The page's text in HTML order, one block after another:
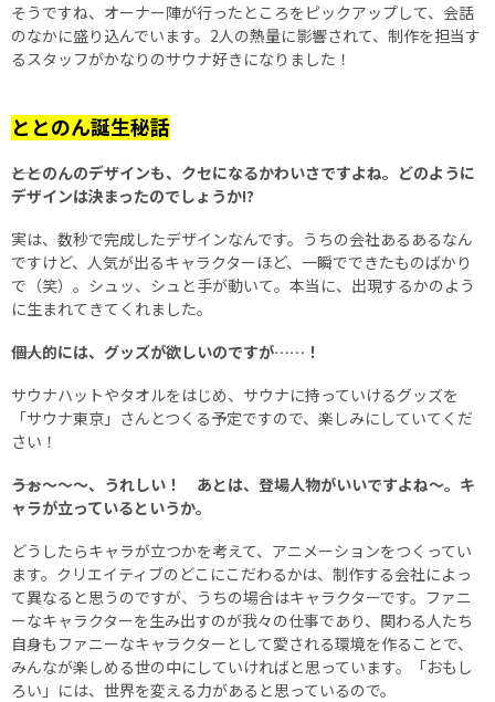
そうですね、オーナー陣が行ったところをピックアップして、会話
のなかに盛り込んでいます。2人の熱量に影響されて、制作を担当す
るスタッフがかなりのサウナ好きになりました！
ととのん誕生秘話
――ととのんのデザインも、クセになるかわいさですよね。どのように
デザインは決まったのでしょうか!?
実は、数秒で完成したデザインなんです。うちの会社あるあるなん
ですけど、人気が出るキャラクターほど、一瞬でできたものばかり
で（笑）。シュッ、シュと手が動いて。本当に、出現するかのよう
に生まれてきてくれました。
――個人的には、グッズが欲しいのですが……！
サウナハットやタオルをはじめ、サウナに持っていけるグッズを
「サウナ東京」さんとつくる予定ですので、楽しみにしていてくだ
さい！
――うぉ～～～、うれしい！ あとは、登場人物がいいですよね～。キ
ャラが立っているというか。
どうしたらキャラが立つかを考えて、アニメーションをつくってい
ます。クリエイティブのどこにこだわるかは、制作する会社によっ
て異なると思うのですが、うちの場合はキャラクターです。ファニ
ーなキャラクターを生み出すのが我々の仕事であり、関わる人たち
自身もファニーなキャラクターとして愛される環境を作ることで、
みんなが楽しめる世の中にしていければと思っています。「おもし
ろい」には、世界を変える力があると思っているので。